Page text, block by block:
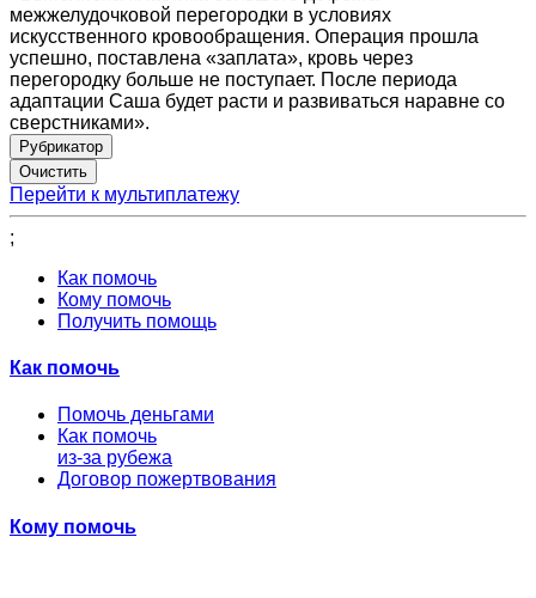
межжелудочковой перегородки в условиях
искусственного кровообращения. Операция прошла
успешно, поставлена «заплата», кровь через
перегородку больше не поступает. После периода
адаптации Саша будет расти и развиваться наравне со
сверстниками».
Рубрикатор
Перейти к мультиплатежу
;
Как помочь
Кому помочь
Получить помощь
Как помочь
Помочь деньгами
Как помочь
из-за рубежа
Договор пожертвования
Кому помочь